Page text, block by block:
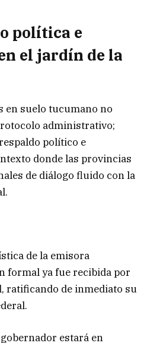
política e
el jardín de la
en suelo tucumano no
administrativo;
político e
donde las provincias
de diálogo fluido con la
de la emisora
formal ya fue recibida por
ratificando de inmediato su
estará en